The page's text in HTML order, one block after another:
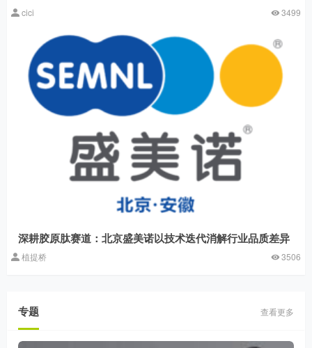
cici 3499
深耕胶原肽赛道：北京盛美诺以技术迭代消解行业品质差异
植提桥 3506
专题 查看更多